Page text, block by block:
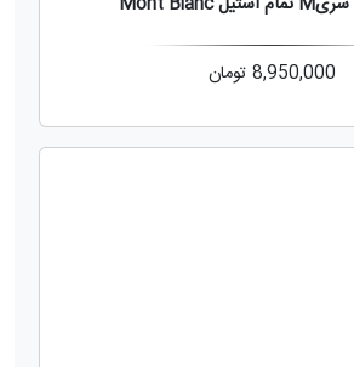
8,950,000 تومان